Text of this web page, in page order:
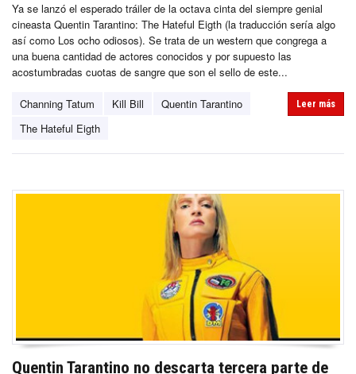
Ya se lanzó el esperado tráiler de la octava cinta del siempre genial
cineasta Quentin Tarantino: The Hateful Eigth (la traducción sería algo
así como Los ocho odiosos). Se trata de un western que congrega a
una buena cantidad de actores conocidos y por supuesto las
acostumbradas cuotas de sangre que son el sello de este...
Channing Tatum Kill Bill
Quentin Tarantino
The Hateful Eigth
Leer más
Quentin Tarantino no descarta tercera parte de